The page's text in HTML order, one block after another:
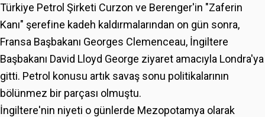
Türkiye Petrol Şirketi Curzon ve Berenger'in "Zaferin
Kanı" şerefine kadeh kaldırmalarından on gün sonra,
Fransa Başbakanı Georges Clemenceau, İngiltere
Başbakanı David Lloyd George ziyaret amacıyla Londra'ya
gitti. Petrol konusu artık savaş sonu politikalarının
bölünmez bir parçası olmuştu.
İngiltere'nin niyeti o günlerde Mezopotamya olarak